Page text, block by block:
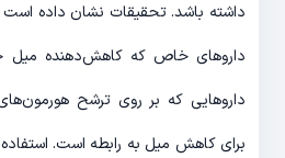
داشته باشد. تحقیقات نشان داده است
داروهای خاص که کاهش‌دهنده
داروهایی که بر روی ترشح
برای کاهش میل به رابطه است. استفاده